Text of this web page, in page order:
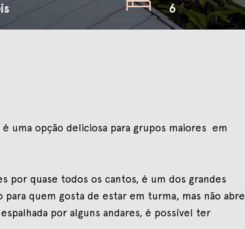
6
uma opção deliciosa para grupos maiores em
por quase todos os cantos, é um dos grandes
quem gosta de estar em turma, mas não abre
por alguns andares, é possível ter